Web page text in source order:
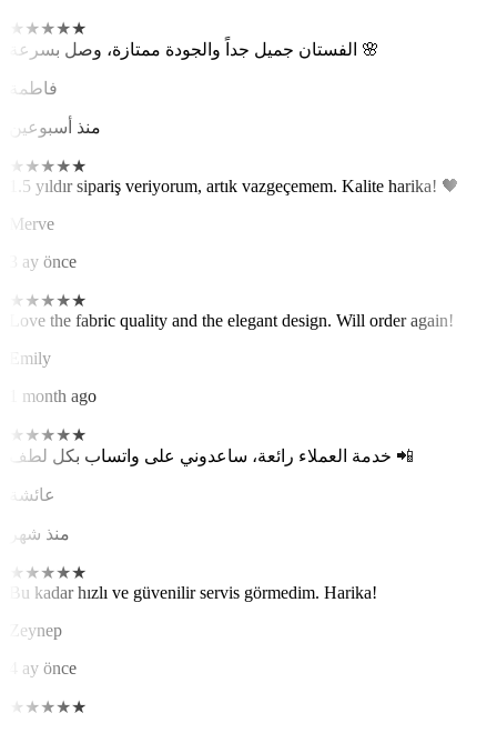
★ ★★★★
الفستان جميل جداً والجودة ممتازة، وصل بسرعة 🌸
فاطمة
منذ أسبوعين
★ ★★★★
1.5 yıldır sipariş veriyorum, artık vazgeçemem. Kalite harika! 🖤
Merve
3 ay önce
★ ★★★★
Love the fabric quality and the elegant design. Will order again!
Emily
1 month ago
★ ★★★★
خدمة العملاء رائعة، ساعدوني على واتساب بكل لطف 📲
عائشة
منذ شهر
★ ★★★★
Bu kadar hızlı ve güvenilir servis görmedim. Harika!
Zeynep
4 ay önce
★ ★★★★